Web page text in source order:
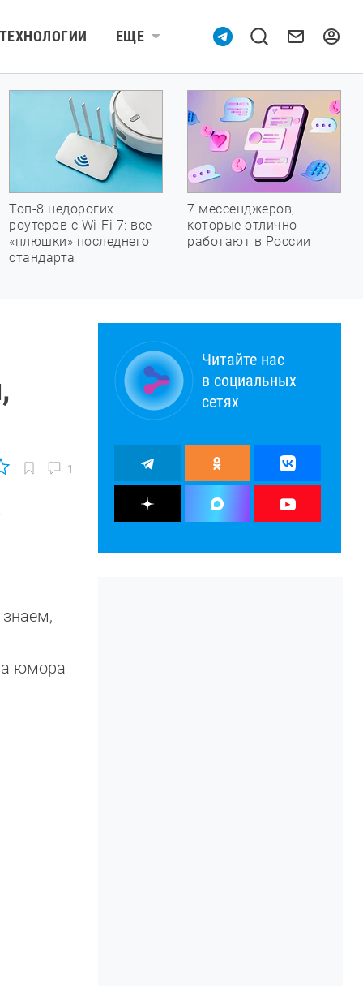
ЕЩЕ
Топ-8 недорогих
роутеров с Wi-Fi 7: все
«плюшки» последнего
стандарта
7 мессенджеров,
которые отлично
работают в России
1
юмора
Читайте нас
в социальных
сетях